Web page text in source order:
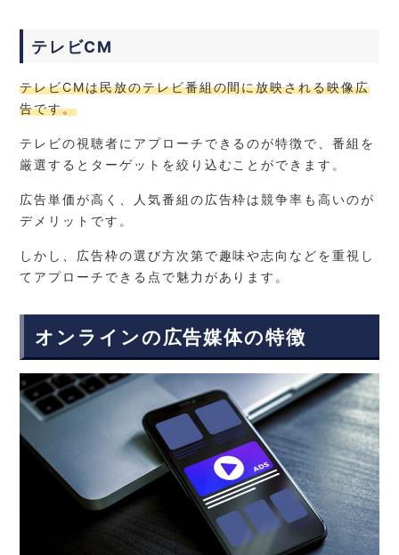
テレビCM
テレビCMは民放のテレビ番組の間に放映される映像広
告です。
テレビの視聴者にアプローチできるのが特徴で、番組を
厳選するとターゲットを絞り込むことができます。
広告単価が高く、人気番組の広告枠は競争率も高いのが
デメリットです。
しかし、広告枠の選び方次第で趣味や志向などを重視し
てアプローチできる点で魅力があります。
オンラインの広告媒体の特徴